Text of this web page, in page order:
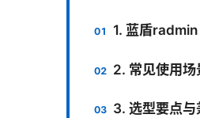
1. 蓝盾
2. 常见使用场
3. 选型要点与